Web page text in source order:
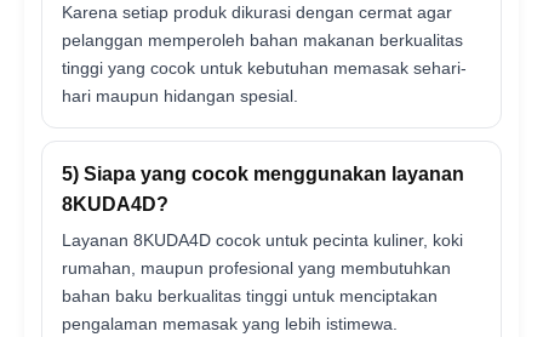
Karena setiap produk dikurasi dengan cermat agar
pelanggan memperoleh bahan makanan berkualitas
tinggi yang cocok untuk kebutuhan memasak sehari-
hari maupun hidangan spesial.
5) Siapa yang cocok menggunakan layanan
8KUDA4D?
Layanan 8KUDA4D cocok untuk pecinta kuliner, koki
rumahan, maupun profesional yang membutuhkan
bahan baku berkualitas tinggi untuk menciptakan
pengalaman memasak yang lebih istimewa.